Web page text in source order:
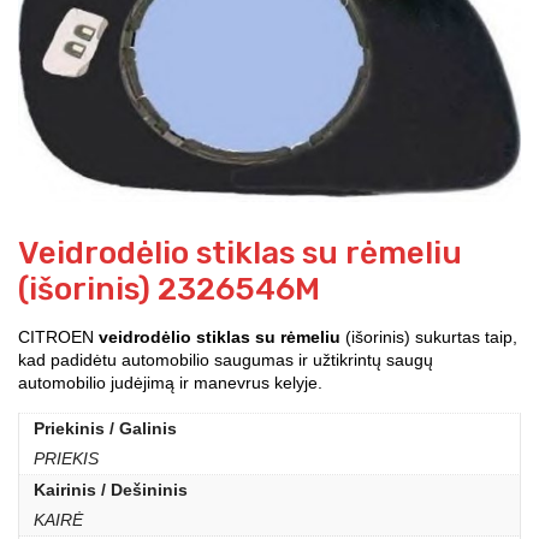
Veidrodėlio stiklas su rėmeliu
(išorinis) 2326546M
CITROEN veidrodėlio stiklas su rėmeliu (išorinis) sukurtas taip,
kad padidėtu automobilio saugumas ir užtikrintų saugų
automobilio judėjimą ir manevrus kelyje.
Priekinis / Galinis
PRIEKIS
Kairinis / Dešininis
KAIRĖ